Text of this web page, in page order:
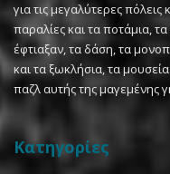
για τις μεγαλύτερες πόλεις
παραλίες και τα ποτάμια,
έφτιαξαν, τα δάση, τα
και τα ξωκλήσια, τα
παζλ αυτής της μαγεμένης
Κατηγορίες